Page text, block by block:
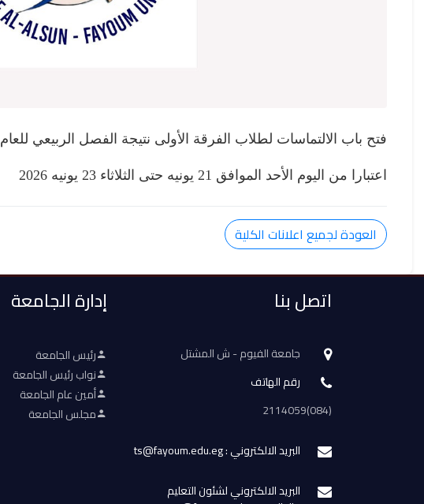
فتح باب الالتماسات لطلاب الفرقة الأولى نتيجة الفصل الربيعي للعام 2025/2026
اعتبارا من اليوم الأحد الموافق 21 يونيه حتى الثلاثاء 23 يونيه 2026
العودة لجميع اعلانات الكلية
اتصل بنا
جامعة الفيوم - ش المشتل
رقم الهاتف
(084)2114059
البريد الالكتروني : ts@fayoum.edu.eg
البريد الالكتروني لشئون التعليم
إدارة الجامعة
رئيس الجامعة
نواب رئيس الجامعة
أمين عام الجامعة
مجلس الجامعة